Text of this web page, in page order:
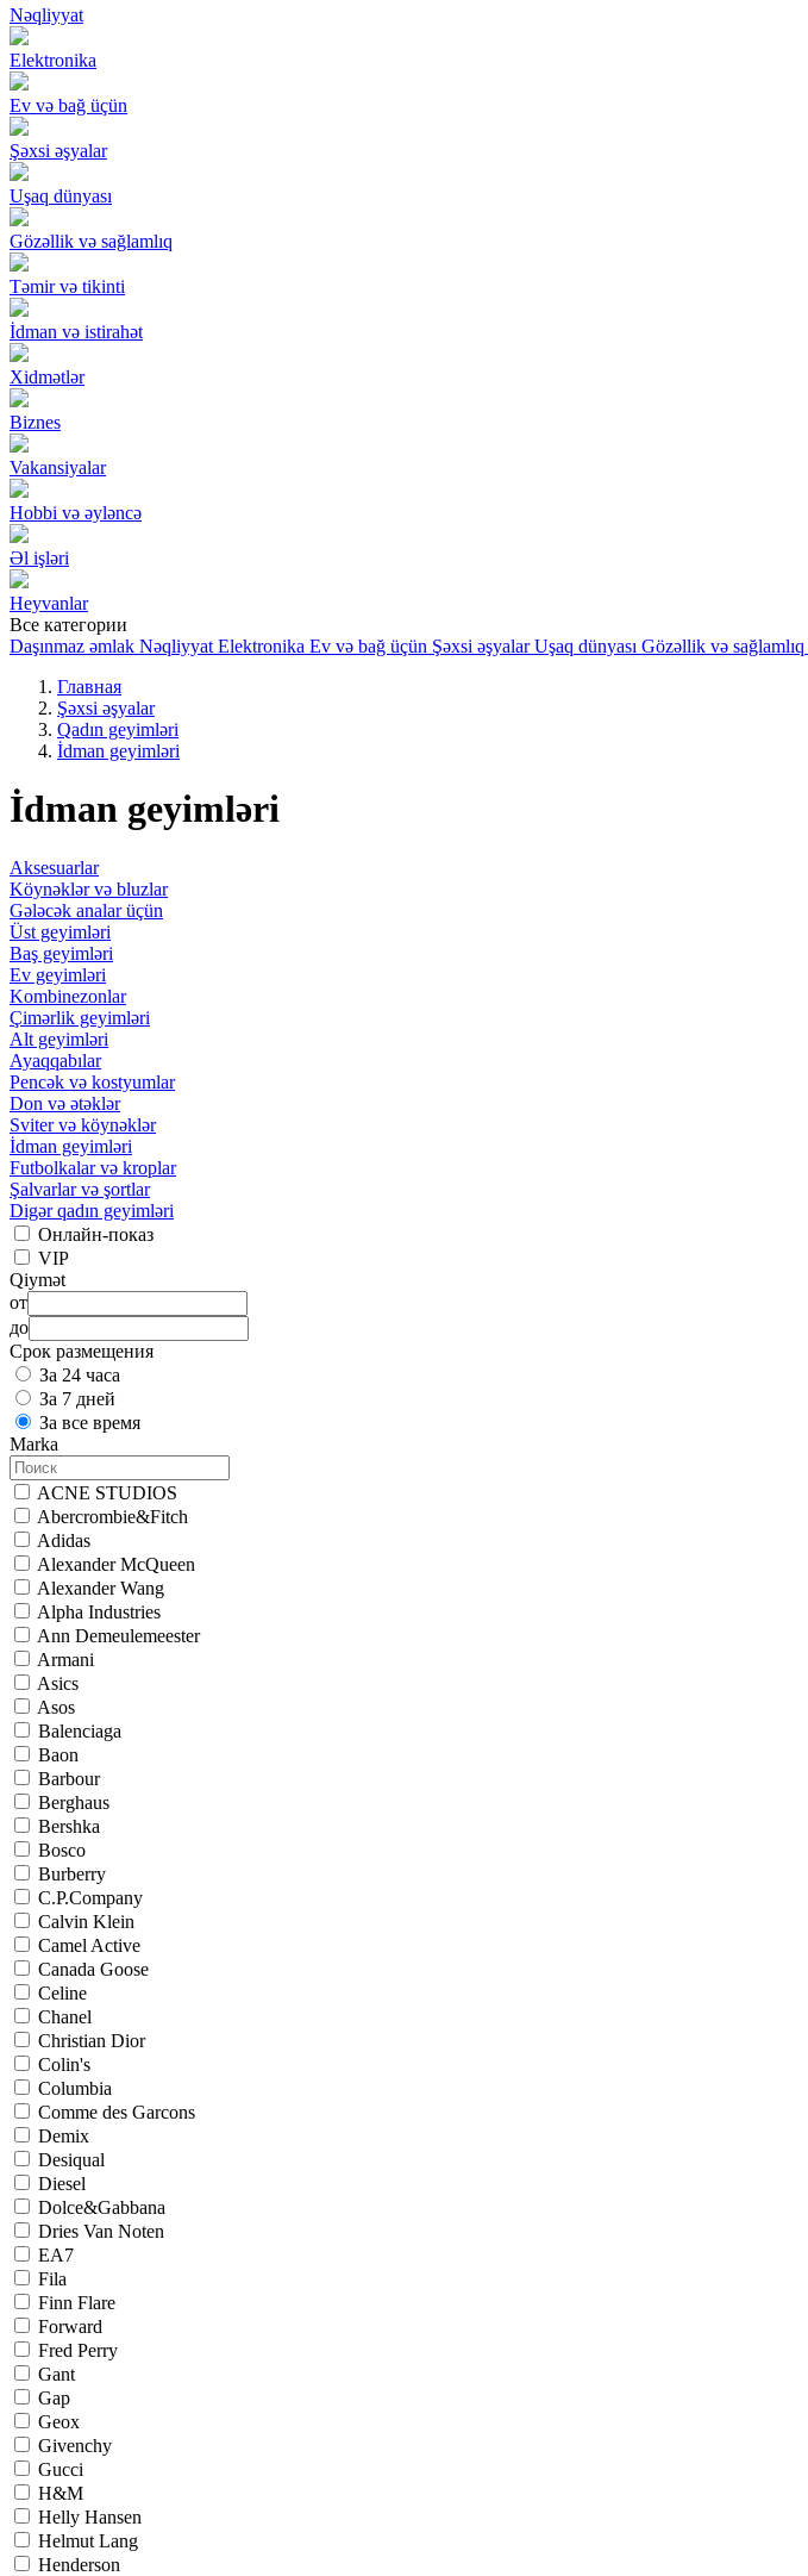
Nəqliyyat
Elektronika
Ev və bağ üçün
Şəxsi əşyalar
Uşaq dünyası
Gözəllik və sağlamlıq
Təmir və tikinti
İdman və istirahət
Xidmətlər
Biznes
Vakansiyalar
Hobbi və əyləncə
Əl işləri
Heyvanlar
Все категории
Daşınmaz əmlak Nəqliyyat Elektronika Ev və bağ üçün Şəxsi əşyalar Uşaq dünyası Gözəllik və sağlamlıq
Главная
Şəxsi əşyalar
Qadın geyimləri
İdman geyimləri
İdman geyimləri
Aksesuarlar
Köynəklər və bluzlar
Gələcək analar üçün
Üst geyimləri
Baş geyimləri
Ev geyimləri
Kombinezonlar
Çimərlik geyimləri
Alt geyimləri
Ayaqqabılar
Pencək və kostyumlar
Don və ətəklər
Sviter və köynəklər
İdman geyimləri
Futbolkalar və kroplar
Şalvarlar və şortlar
Digər qadın geyimləri
Онлайн-показ
VIP
Qiymət
от
до
Срок размещения
За 24 часа
За 7 дней
За все время
Marka
ACNE STUDIOS
Abercrombie&Fitch
Adidas
Alexander McQueen
Alexander Wang
Alpha Industries
Ann Demeulemeester
Armani
Asics
Asos
Balenciaga
Baon
Barbour
Berghaus
Bershka
Bosco
Burberry
C.P.Company
Calvin Klein
Camel Active
Canada Goose
Celine
Chanel
Christian Dior
Colin's
Columbia
Comme des Garcons
Demix
Desiqual
Diesel
Dolce&Gabbana
Dries Van Noten
EA7
Fila
Finn Flare
Forward
Fred Perry
Gant
Gap
Geox
Givenchy
Gucci
H&M
Helly Hansen
Helmut Lang
Henderson